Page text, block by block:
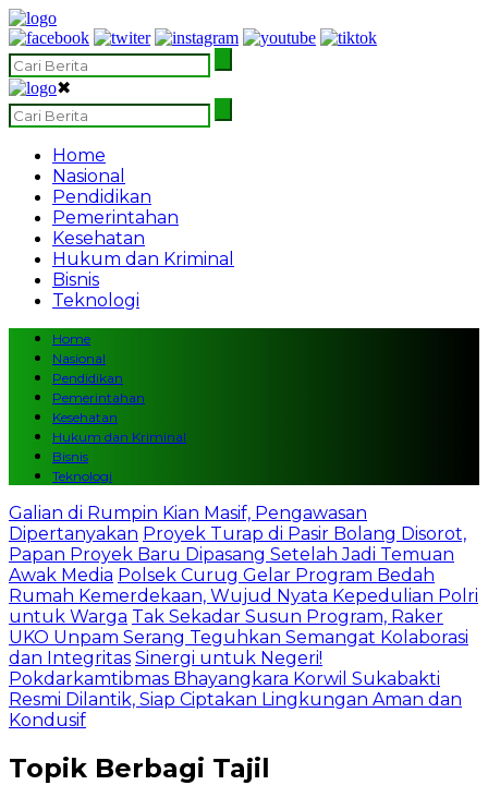
✖
Home
Nasional
Pendidikan
Pemerintahan
Kesehatan
Hukum dan Kriminal
Bisnis
Teknologi
Home
Nasional
Pendidikan
Pemerintahan
Kesehatan
Hukum dan Kriminal
Bisnis
Teknologi
Galian di Rumpin Kian Masif, Pengawasan
Dipertanyakan Proyek Turap di Pasir Bolang Disorot,
Papan Proyek Baru Dipasang Setelah Jadi Temuan
Awak Media Polsek Curug Gelar Program Bedah
Rumah Kemerdekaan, Wujud Nyata Kepedulian Polri
untuk Warga Tak Sekadar Susun Program, Raker
UKO Unpam Serang Teguhkan Semangat Kolaborasi
dan Integritas Sinergi untuk Negeri!
Pokdarkamtibmas Bhayangkara Korwil Sukabakti
Resmi Dilantik, Siap Ciptakan Lingkungan Aman dan
Kondusif
Topik Berbagi Tajil